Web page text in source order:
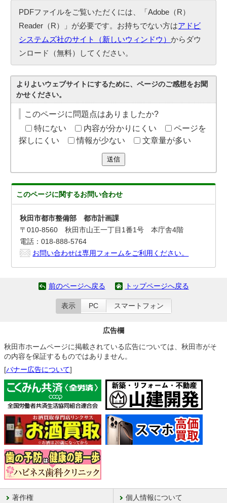
PDFファイルをご覧いただくには、「Adobe（R）
Reader（R）」が必要です。お持ちでない方はアドビ
システムズ社のサイト（新しいウィンドウ）からダウ
ンロード（無料）してください。
よりよいウェブサイトにするために、ページのご感想をお聞
かせください。
このページに問題点はありましたか?
特にない
内容が分かりにくい
ページを
探しにくい
情報が少ない 文章量が多い
送信
このページに関するお問い合わせ
秋田市都市整備部 都市計画課
〒010-8560 秋田市山王一丁目1番1号 本庁舎4階
電話：018-888-5764
お問い合わせは専用フォームをご利用ください。
前のページへ戻る トップページへ戻る
表示 PC スマートフォン
広告欄
秋田市ホームページに掲載されている広告については、秋田市がそ
の内容を保証するものではありません。
[バナー広告について]
著作権 個人情報について